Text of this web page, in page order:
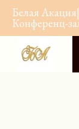
Белая
Конференц-